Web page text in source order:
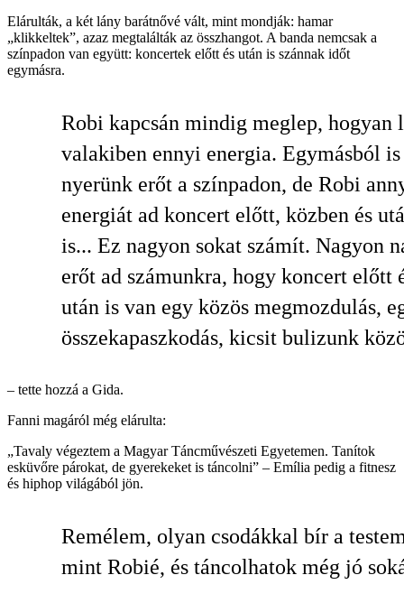
Elárulták, a két lány barátnővé vált, mint mondják: hamar
„klikkeltek”, azaz megtalálták az összhangot. A banda nemcsak a
színpadon van együtt: koncertek előtt és után is szánnak időt
egymásra.
Robi kapcsán mindig meglep, hogyan
valakiben ennyi energia. Egymásból is
nyerünk erőt a színpadon, de Robi
energiát ad koncert előtt, közben és
is... Ez nagyon sokat számít. Nagyon
erőt ad számunkra, hogy koncert előtt
után is van egy közös megmozdulás,
összekapaszkodás, kicsit bulizunk
– tette hozzá a Gida.
Fanni magáról még elárulta:
„Tavaly végeztem a Magyar Táncművészeti Egyetemen. Tanítok
esküvőre párokat, de gyerekeket is táncolni” – Emília pedig a fitnesz
és hiphop világából jön.
Remélem, olyan csodákkal bír a
mint Robié, és táncolhatok még jó